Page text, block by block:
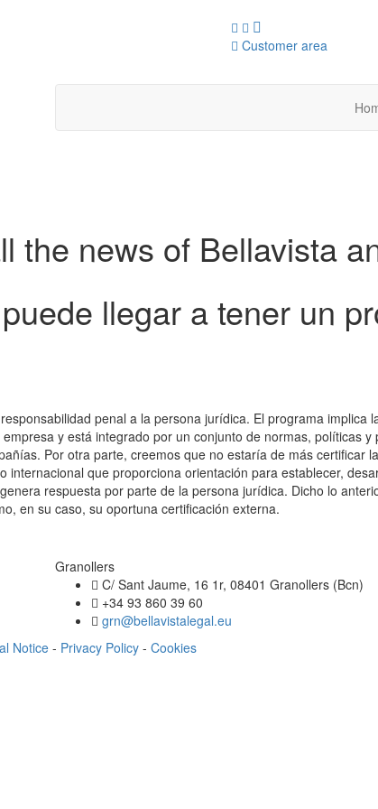
Customer area
the news of Bellavista
llegar a tener un
penal a la persona jurídica. El programa
y está integrado por un conjunto de normas, políticas
Por otra parte, creemos que no estaría de más certificar
internacional que proporciona orientación para establecer,
respuesta por parte de la persona jurídica. Dicho lo
en su caso, su oportuna certificación externa.
Granollers
C/ Sant Jaume, 16 1r, 08401 Granollers (Bcn)
+34 93 860 39 60
grn@bellavistalegal.eu
Notice - Privacy Policy - Cookies